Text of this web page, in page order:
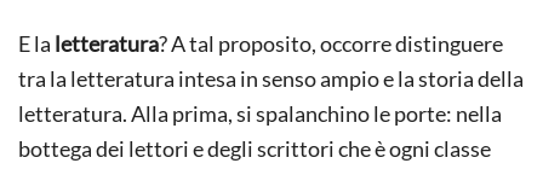
E la letteratura? A tal proposito, occorre distinguere
tra la letteratura intesa in senso ampio e la storia della
letteratura. Alla prima, si spalanchino le porte: nella
bottega dei lettori e degli scrittori che è ogni classe